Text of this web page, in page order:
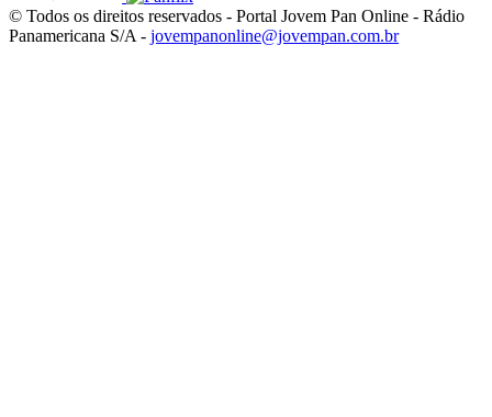
© Todos os direitos reservados - Portal Jovem Pan Online - Rádio
Panamericana S/A - jovempanonline@jovempan.com.br